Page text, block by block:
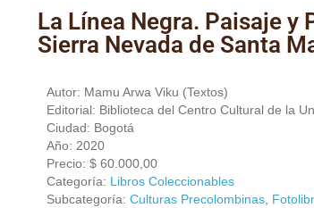
La Línea Negra. Paisaje
Sierra Nevada de Santa
Autor: Mamu Arwa Viku (Textos)
Editorial: Biblioteca del Centro Cultural de la
Ciudad: Bogotá
Año: 2020
Precio: $60.000,00
Categoría: Libros Coleccionables
Subcategoría: Culturas Precolombinas,